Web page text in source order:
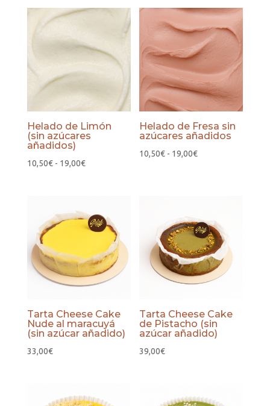
precios:
desde
hasta
19,00€
Helado de Limón
(sin azúcares
añadidos)
10,50€ - 19,00€Rango
10,50€
19,00€
Helado de Fresa sin
azúcares añadidos
10,50€ - 19,00€Rango
hasta
19,00€
Tarta Cheese Cake
Nude al maracuyá
(sin azúcar añadido)
33,00€
Tarta Cheese Cake
de Pistacho (sin
azúcar añadido)
39,00€